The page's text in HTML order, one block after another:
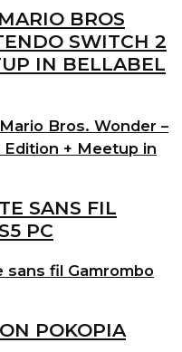
Bros. Wonder –
+ Meetup in
sans fil Gamrombo